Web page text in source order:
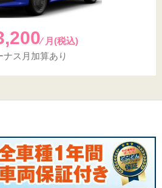
⁄ 月(税込)
ナス月加算あり